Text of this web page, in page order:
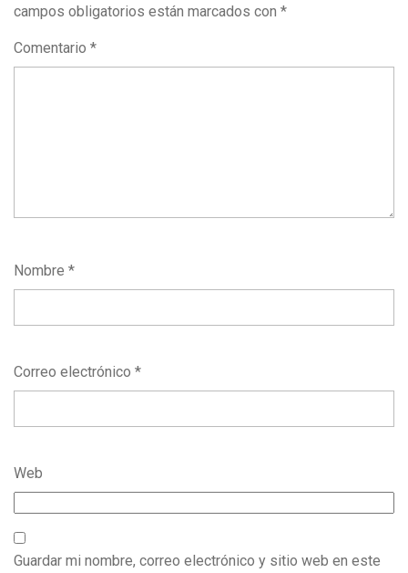
campos obligatorios están marcados con *
Comentario *
Nombre *
Correo electrónico *
Web
Guardar mi nombre, correo electrónico y sitio web en este